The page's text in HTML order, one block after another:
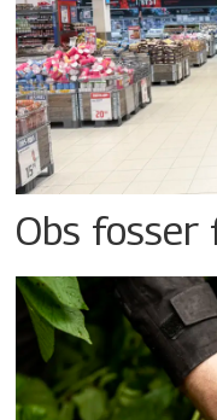
Obs